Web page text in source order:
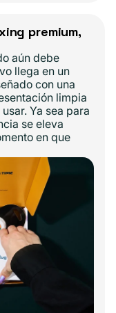
premium,
aún debe
llega en un
con una
limpia
Ya sea para
se eleva
en que